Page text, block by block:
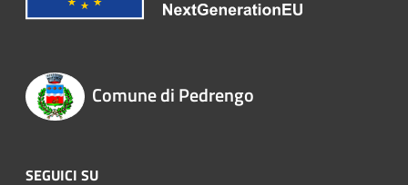
Comune di Pedrengo
SEGUICI SU